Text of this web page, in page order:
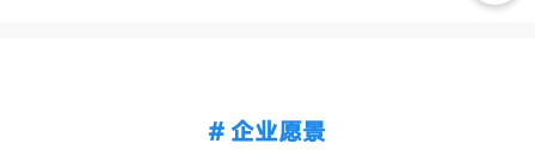
# 企业愿景